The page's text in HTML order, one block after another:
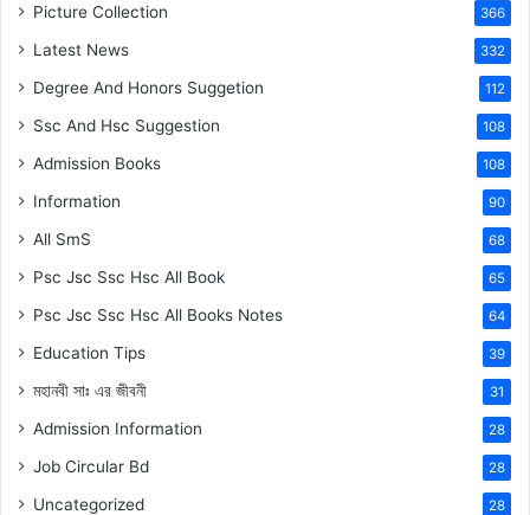
Picture Collection 366
Latest News 332
Degree And Honors Suggetion 112
Ssc And Hsc Suggestion 108
Admission Books 108
Information 90
All SmS 68
Psc Jsc Ssc Hsc All Book 65
Psc Jsc Ssc Hsc All Books Notes 64
Education Tips 39
মহানবী সাঃ এর জীবনী 31
Admission Information 28
Job Circular Bd 28
Uncategorized 28